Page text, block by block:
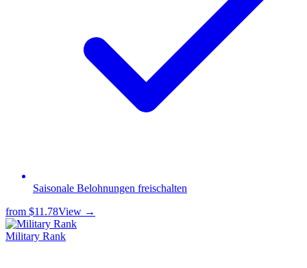
Saisonale Belohnungen freischalten
from $11.78View →
Military Rank